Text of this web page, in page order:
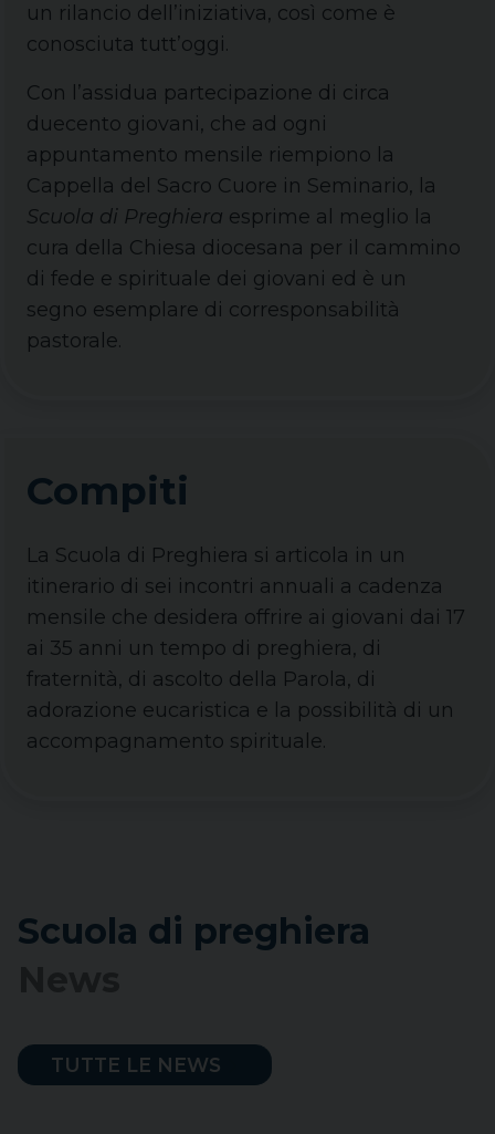
un rilancio dell’iniziativa, così come è
conosciuta tutt’oggi.
Con l’assidua partecipazione di circa
duecento giovani, che ad ogni
appuntamento mensile riempiono la
Cappella del Sacro Cuore in Seminario, la
Scuola di Preghiera esprime al meglio la
cura della Chiesa diocesana per il cammino
di fede e spirituale dei giovani ed è un
segno esemplare di corresponsabilità
pastorale.
Compiti
La Scuola di Preghiera si articola in un
itinerario di sei incontri annuali a cadenza
mensile che desidera offrire ai giovani dai 17
ai 35 anni un tempo di preghiera, di
fraternità, di ascolto della Parola, di
adorazione eucaristica e la possibilità di un
accompagnamento spirituale.
Scuola di preghiera
TUTTE LE NEWS